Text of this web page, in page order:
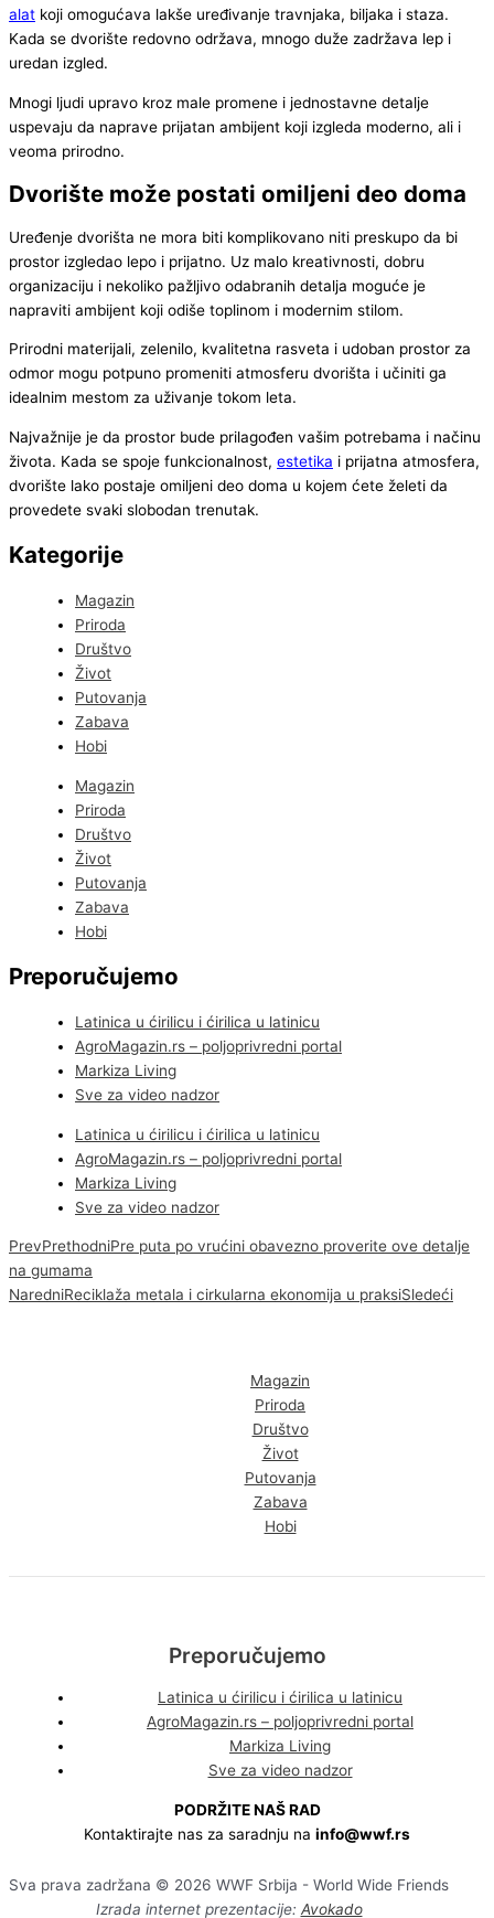
alat koji omogućava lakše uređivanje travnjaka, biljaka i staza.
Kada se dvorište redovno održava, mnogo duže zadržava lep i
uredan izgled.
Mnogi ljudi upravo kroz male promene i jednostavne detalje
uspevaju da naprave prijatan ambijent koji izgleda moderno, ali i
veoma prirodno.
Dvorište može postati omiljeni deo doma
Uređenje dvorišta ne mora biti komplikovano niti preskupo da bi
prostor izgledao lepo i prijatno. Uz malo kreativnosti, dobru
organizaciju i nekoliko pažljivo odabranih detalja moguće je
napraviti ambijent koji odiše toplinom i modernim stilom.
Prirodni materijali, zelenilo, kvalitetna rasveta i udoban prostor za
odmor mogu potpuno promeniti atmosferu dvorišta i učiniti ga
idealnim mestom za uživanje tokom leta.
Najvažnije je da prostor bude prilagođen vašim potrebama i načinu
života. Kada se spoje funkcionalnost, estetika i prijatna atmosfera,
dvorište lako postaje omiljeni deo doma u kojem ćete želeti da
provedete svaki slobodan trenutak.
Kategorije
Magazin
Priroda
Društvo
Život
Putovanja
Zabava
Hobi
Magazin
Priroda
Društvo
Život
Putovanja
Zabava
Hobi
Preporučujemo
Latinica u ćirilicu i ćirilica u latinicu
AgroMagazin.rs – poljoprivredni portal
Markiza Living
Sve za video nadzor
Latinica u ćirilicu i ćirilica u latinicu
AgroMagazin.rs – poljoprivredni portal
Markiza Living
Sve za video nadzor
PrevPrethodniPre puta po vrućini obavezno proverite ove detalje
na gumama
NaredniReciklaža metala i cirkularna ekonomija u praksiSledeći
Magazin
Priroda
Društvo
Život
Putovanja
Zabava
Hobi
Preporučujemo
Latinica u ćirilicu i ćirilica u latinicu
AgroMagazin.rs – poljoprivredni portal
Markiza Living
Sve za video nadzor
PODRŽITE NAŠ RAD
Kontaktirajte nas za saradnju na info@wwf.rs
Sva prava zadržana © 2026 WWF Srbija - World Wide Friends
Izrada internet prezentacije: Avokado